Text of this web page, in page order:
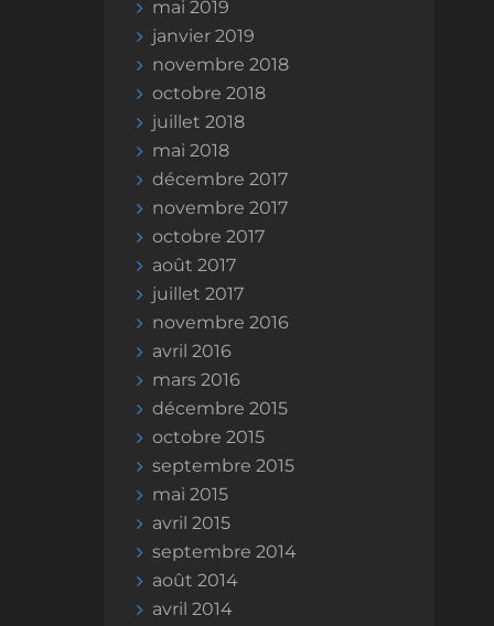
mai 2019
janvier 2019
novembre 2018
octobre 2018
juillet 2018
mai 2018
décembre 2017
novembre 2017
octobre 2017
août 2017
juillet 2017
novembre 2016
avril 2016
mars 2016
décembre 2015
octobre 2015
septembre 2015
mai 2015
avril 2015
septembre 2014
août 2014
avril 2014